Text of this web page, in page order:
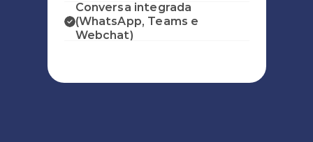
Conversa integrada
(WhatsApp, Teams e
Webchat)